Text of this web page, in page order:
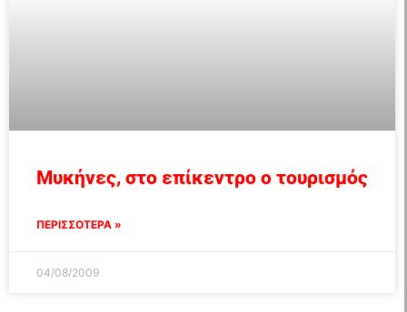
Μυκήνες, στο επίκεντρο ο τουρισμός
ΠΕΡΙΣΣΟΤΕΡΑ »
04/08/2009